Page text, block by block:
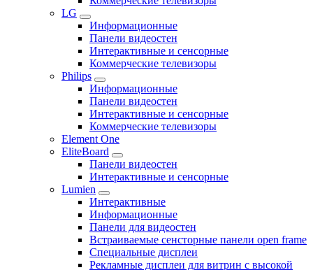
LG
Информационные
Панели видеостен
Интерактивные и сенсорные
Коммерческие телевизоры
Philips
Информационные
Панели видеостен
Интерактивные и сенсорные
Коммерческие телевизоры
Element One
EliteBoard
Панели видеостен
Интерактивные и сенсорные
Lumien
Интерактивные
Информационные
Панели для видеостен
Встраиваемые сенсторные панели open frame
Специальные дисплеи
Рекламные дисплеи для витрин с высокой